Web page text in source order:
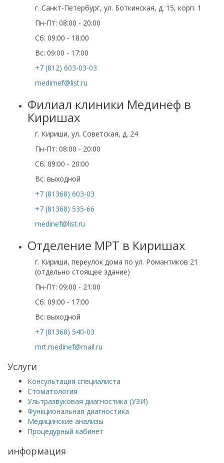
г. Санкт-Петербург, ул. Боткинская, д. 15, корп. 1
Пн-Пт: 08:00 - 20:00
Cб: 09:00 - 18:00
Вс: 09:00 - 17:00
+7 (812) 603-03-03
medimef@list.ru
Филиал клиники Мединеф в
Киришах
г. Кириши, ул. Советская, д. 24
Пн-Пт: 08:00 - 20:00
Сб: 09:00 - 20:00
Вс: выходной
+7 (81368) 603-03
+7 (81368) 535-66
medinef@list.ru
Отделение МРТ в Киришах
г. Кириши, переулок дома по ул. Романтиков 21
(отдельно стоящее здание)
Пн-Пт: 09:00 - 21:00
Сб: 09:00 - 17:00
Вс: выходной
+7 (81368) 540-03
mrt.medinef@mail.ru
Услуги
Консультация специалиста
Стоматология
Ультразвуковая диагностика (УЗИ)
Функциональная диагностика
Медицинские анализы
Процедурный кабинет
информация